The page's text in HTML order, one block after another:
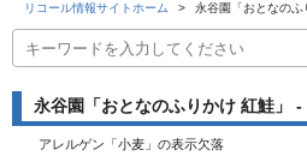
リコール情報サイトホーム > 永谷園「おとなの
永谷園「おとなのふりかけ 紅鮭」 -
アレルゲン「小麦」の表示欠落